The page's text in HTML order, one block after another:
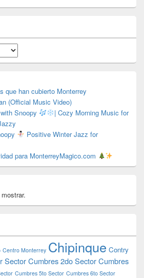
que han cubierto Monterrey
(Official Music Video)
Snoopy
| Cozy Morning Music for
Positive Winter Jazz for
para MonterreyMagico.com
Centro Monterrey Chipinque Contry
SectorCumbres 2do SectorCumbres
Cumbres 5to Sector Cumbres 6to Sector